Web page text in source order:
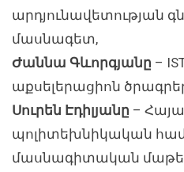
արդյունավետության
մասնագետ,
Ժաննա Գևորգյանը –
աքսելերացիոն
Սուրեն Էդիլյանը –
պոլիտեխնիկական
մասնագիտական